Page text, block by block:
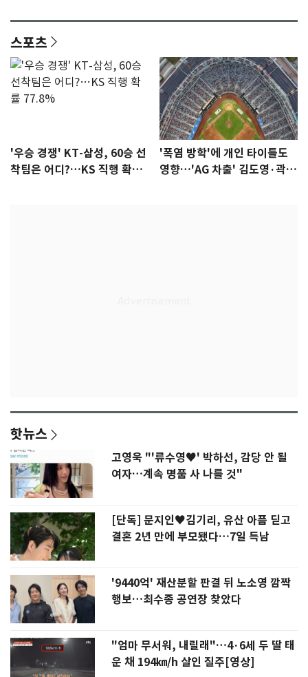
스포츠
'우승 경쟁' KT-삼성, 60승 선
착팀은 어디?…KS 직행 확률
'폭염 방학'에 개인 타이틀도
영향…'AG 차출' 김도영·곽빈
핫뉴스
고영욱 "'류수영♥' 박하선, 감당 안 될
여자…계속 명품 사 나를 것"
[단독] 문지인♥김기리, 유산 아픔 딛고
결혼 2년 만에 부모됐다…7일 득남
'9440억' 재산분할 판결 뒤 노소영 깜짝
행보…최수종 공연장 찾았다
"엄마 무서워, 내릴래"…4·6세 두 딸 태
운 채 194㎞/h 살인 질주[영상]